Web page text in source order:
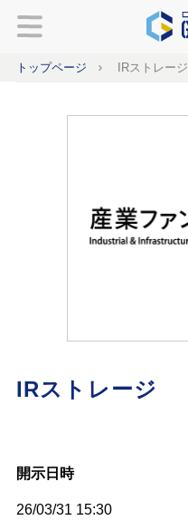
トップページ IRストレージ
IRストレージ
開示日時
26/03/31 15:30